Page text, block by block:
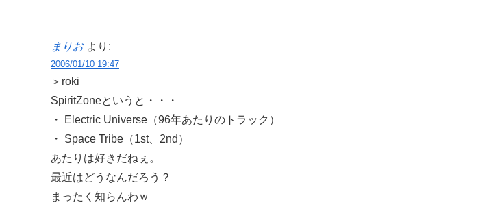
まりお より:
2006/01/10 19:47
＞roki
SpiritZoneというと・・・
・ Electric Universe（96年あたりのトラック）
・ Space Tribe（1st、2nd）
あたりは好きだねぇ。
最近はどうなんだろう？
まったく知らんわｗ